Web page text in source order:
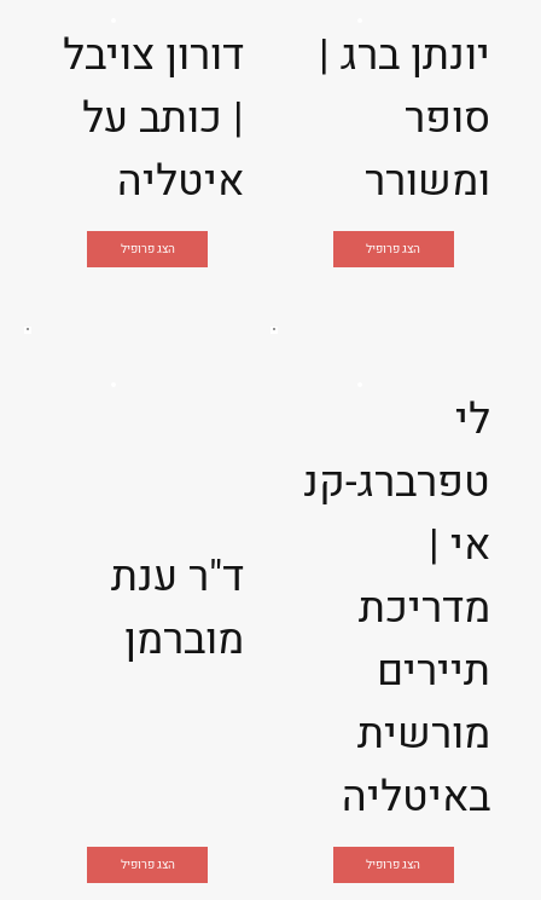
דורון צויבל
| כותב על
איטליה
הצג פרופיל
יונתן ברג |
סופר
ומשורר
הצג פרופיל
ד"ר ענת
מוברמן
הצג פרופיל
לי
טפרברג-קנ
אי |
מדריכת
תיירים
מורשית
באיטליה
הצג פרופיל